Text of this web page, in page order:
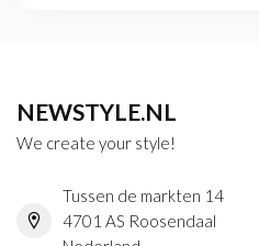
NEWSTYLE.NL
We create your style!
Tussen de markten 14
4701 AS Roosendaal